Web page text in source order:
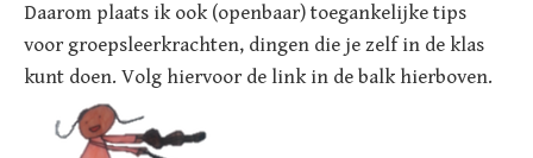
Daarom plaats ik ook (openbaar) toegankelijke tips
voor groepsleerkrachten, dingen die je zelf in de klas
kunt doen. Volg hiervoor de link in de balk hierboven.